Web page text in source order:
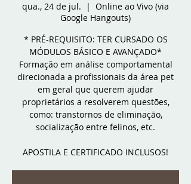
qua., 24 de jul.
  |
Online ao Vivo (via
Google Hangouts)
* PRÉ-REQUISITO: TER CURSADO OS
MÓDULOS BÁSICO E AVANÇADO*
Formação em análise comportamental
direcionada a profissionais da área pet
em geral que querem ajudar
proprietários a resolverem questões,
como: transtornos de eliminação,
socialização entre felinos, etc.
APOSTILA E CERTIFICADO INCLUSOS!